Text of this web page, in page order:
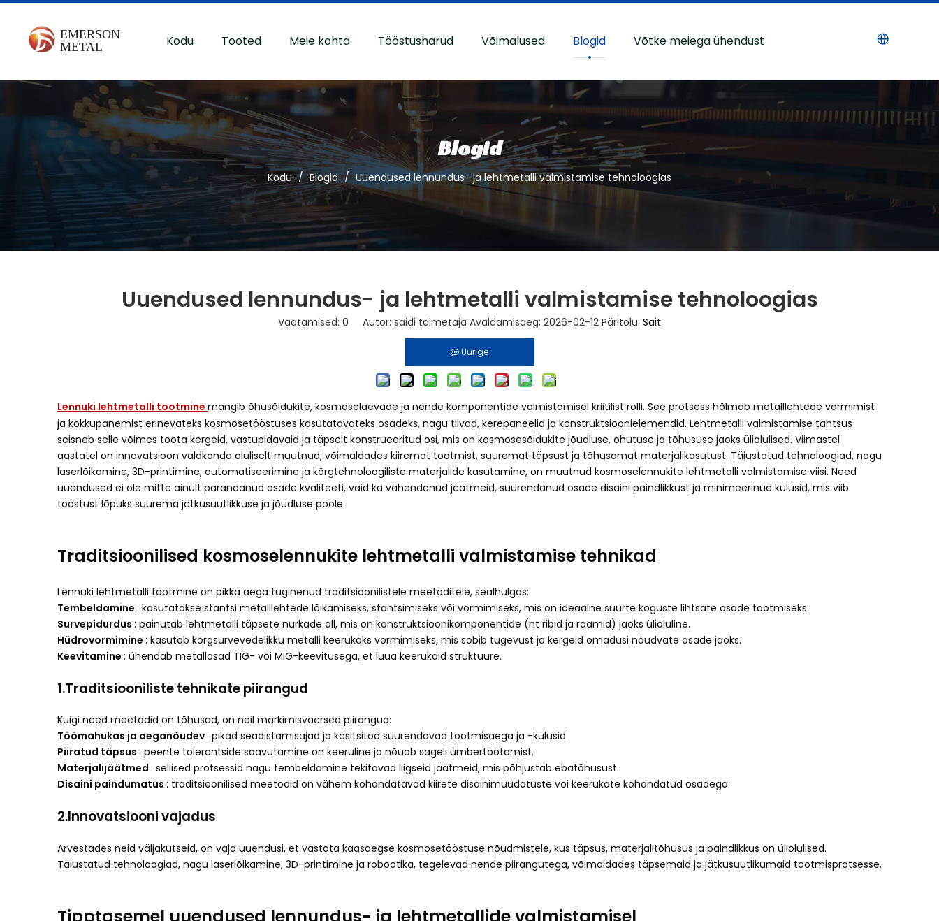
Kodu Tooted Meie kohta Tööstusharud Võimalused Blogid Võtke meiega ühendust
Blogid
Kodu / Blogid / Uuendused lennundus- ja lehtmetalli valmistamise tehnoloogias
Uuendused lennundus- ja lehtmetalli valmistamise tehnoloogias
Vaatamised: 0 Autor: saidi toimetaja Avaldamisaeg: 2026-02-12 Päritolu: Sait
Uurige
Lennuki lehtmetalli tootmine mängib õhusõidukite, kosmoselaevade ja nende komponentide valmistamisel kriitilist rolli. See protsess hõlmab metalllehtede vormimist
ja kokkupanemist erinevateks kosmosetööstuses kasutatavateks osadeks, nagu tiivad, kerepaneelid ja konstruktsioonielemendid. Lehtmetalli valmistamise tähtsus
seisneb selle võimes toota kergeid, vastupidavaid ja täpselt konstrueeritud osi, mis on kosmosesõidukite jõudluse, ohutuse ja tõhususe jaoks üliolulised. Viimastel
aastatel on innovatsioon valdkonda oluliselt muutnud, võimaldades kiiremat tootmist, suuremat täpsust ja tõhusamat materjalikasutust. Täiustatud tehnoloogiad, nagu
laserlõikamine, 3D-printimine, automatiseerimine ja kõrgtehnoloogiliste materjalide kasutamine, on muutnud kosmoselennukite lehtmetalli valmistamise viisi. Need
uuendused ei ole mitte ainult parandanud osade kvaliteeti, vaid ka vähendanud jäätmeid, suurendanud osade disaini paindlikkust ja minimeerinud kulusid, mis viib
tööstust lõpuks suurema jätkusuutlikkuse ja jõudluse poole.
Traditsioonilised kosmoselennukite lehtmetalli valmistamise tehnikad
Lennuki lehtmetalli tootmine on pikka aega tuginenud traditsioonilistele meetoditele, sealhulgas:
Tembeldamine : kasutatakse stantsi metalllehtede lõikamiseks, stantsimiseks või vormimiseks, mis on ideaalne suurte koguste lihtsate osade tootmiseks.
Survepidurdus : painutab lehtmetalli täpsete nurkade all, mis on konstruktsioonikomponentide (nt ribid ja raamid) jaoks ülioluline.
Hüdrovormimine : kasutab kõrgsurvevedelikku metalli keerukaks vormimiseks, mis sobib tugevust ja kergeid omadusi nõudvate osade jaoks.
Keevitamine : ühendab metallosad TIG- või MIG-keevitusega, et luua keerukaid struktuure.
1.Traditsiooniliste tehnikate piirangud
Kuigi need meetodid on tõhusad, on neil märkimisväärsed piirangud:
Töömahukas ja aeganõudev: pikad seadistamisajad ja käsitsitöö suurendavad tootmisaega ja -kulusid.
Piiratud täpsus : peente tolerantside saavutamine on keeruline ja nõuab sageli ümbertöötamist.
Materjalijäätmed : sellised protsessid nagu tembeldamine tekitavad liigseid jäätmeid, mis põhjustab ebatõhusust.
Disaini paindumatus : traditsioonilised meetodid on vähem kohandatavad kiirete disainimuudatuste või keerukate kohandatud osadega.
2.Innovatsiooni vajadus
Arvestades neid väljakutseid, on vaja uuendusi, et vastata kaasaegse kosmosetööstuse nõudmistele, kus täpsus, materjalitõhusus ja paindlikkus on üliolulised.
Täiustatud tehnoloogiad, nagu laserlõikamine, 3D-printimine ja robootika, tegelevad nende piirangutega, võimaldades täpsemaid ja jätkusuutlikumaid tootmisprotsesse.
Tipptasemel uuendused lennundus- ja lehtmetallide valmistamisel